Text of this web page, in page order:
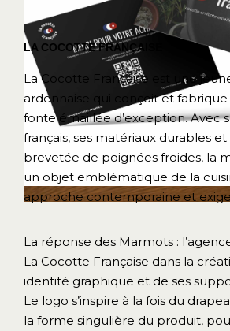
LA COCOTTE FRANÇAISE
La Cocotte Française est une
ardennaise qui conçoit et
fonte émaillée d’exception. Avec
français, ses matériaux durables
brevetée de poignées froides, la
un objet emblématique de la
approche contemporaine et
La réponse des Marmots :
La Cocotte Française dans la
identité graphique et de ses
Le logo s’inspire à la fois du
la forme singulière du produit,